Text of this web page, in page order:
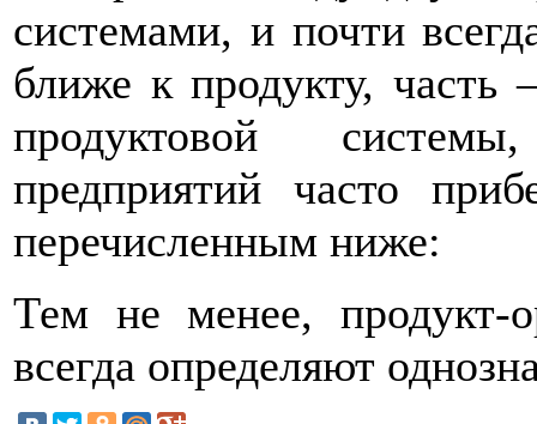
системами, и почти
ближе к продукту,
продуктовой
предприятий часто
перечисленным ниже:
Тем не менее, продукт-
всегда определяют